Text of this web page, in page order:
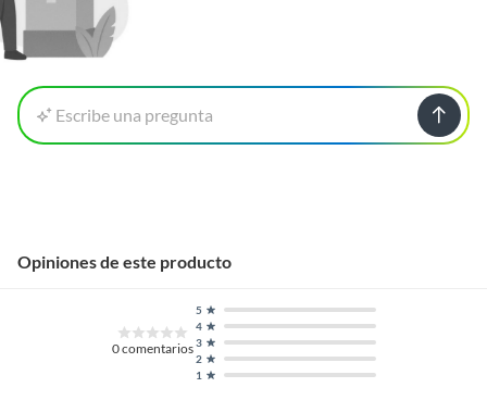
Escribe una pregunta
Opiniones de este producto
0comentarios
1
2
3
4
5